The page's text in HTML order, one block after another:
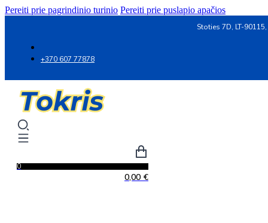
Pereiti prie pagrindinio turinio Pereiti prie puslapio apačios
Stoties 7D, LT-
+370 607 77878
0
0,00 €